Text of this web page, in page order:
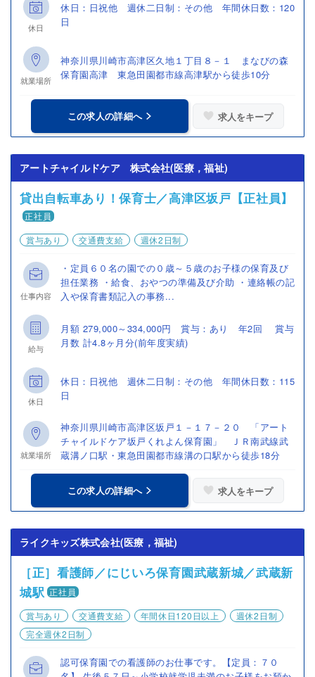
休日
休日：日祝他 週休二日制：その他 年間休日数：120
日
就業場所
神奈川県川崎市高津区久地１丁目８－１ まなびの森
保育園高津 東急田園都市線高津駅から徒歩10分
この求人の詳細へ 求人をキープ
アートチャイルドケア 株式会社(医療，福祉)
貸出自転車あり！保育士／高津区坂戸【正社員】
正社員
賞与あり
交通費支給 週休2日制
仕事内容
・定員６０名の園での０歳～５歳のお子様の保育及び
担任業務 ・給食、おやつの準備及び介助 ・連絡帳の記
入や保育書類記入の事務...
給与
月額 279,000～334,000円 賞与：あり 年2回 賞与
月数 計4.8ヶ月分(前年度実績)
休日
休日：日祝他 週休二日制：その他 年間休日数：115
日
就業場所
神奈川県川崎市高津区坂戸１－１７－２０ 「アート
チャイルドケア坂戸くれよん保育園」 ＪＲ南武線武
蔵溝ノ口駅・東急田園都市線溝の口駅から徒歩18分
この求人の詳細へ 求人をキープ
ライクキッズ株式会社(医療，福祉)
［正］看護師／にじいろ保育園武蔵新城／武蔵新
城駅 正社員
賞与あり
交通費支給 年間休日120日以上
週休2日制
完全週休2日制
認可保育園での看護師のお仕事です。【定員：７０